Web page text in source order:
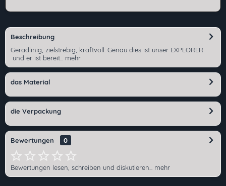
Beschreibung
Geradlinig, zielstrebig, kraftvoll. Genau dies ist unser EXPLORER
und er ist bereit... mehr
das Material
die Verpackung
Bewertungen 0
Bewertungen lesen, schreiben und diskutieren... mehr